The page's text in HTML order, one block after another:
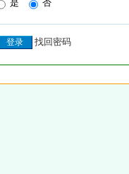
是 否
找回密码